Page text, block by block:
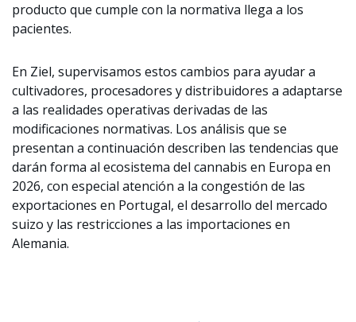
producto que cumple con la normativa llega a los
pacientes.
En Ziel, supervisamos estos cambios para ayudar a
cultivadores, procesadores y distribuidores a adaptarse
a las realidades operativas derivadas de las
modificaciones normativas. Los análisis que se
presentan a continuación describen las tendencias que
darán forma al ecosistema del cannabis en Europa en
2026, con especial atención a la congestión de las
exportaciones en Portugal, el desarrollo del mercado
suizo y las restricciones a las importaciones en
Alemania.